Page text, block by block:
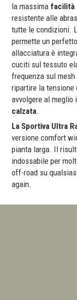
la massima facilità
resistente alle
tutte le condizioni.
permette un
allacciatura è
cuciti sul tessuto
frequenza sul
ripartire la tensione
avvolgere al meglio
calzata.
La Sportiva Ultra
versione comfort
pianta larga. Il
indossabile per
off-road su
again.